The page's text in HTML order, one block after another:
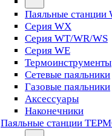
Паяльные станции
Серия WX
Серия WT/WR/WS
Серия WE
Термоинструменты
Сетевые паяльники
Газовые паяльники
Аксессуары
Наконечники
Паяльные станции